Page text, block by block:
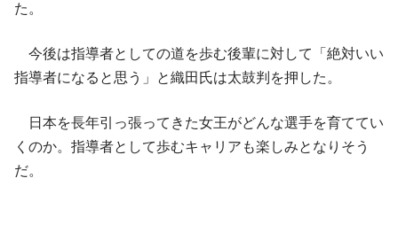
た。
今後は指導者としての道を歩む後輩に対して「絶対いい
指導者になると思う」と織田氏は太鼓判を押した。
日本を長年引っ張ってきた女王がどんな選手を育ててい
くのか。指導者として歩むキャリアも楽しみとなりそう
だ。